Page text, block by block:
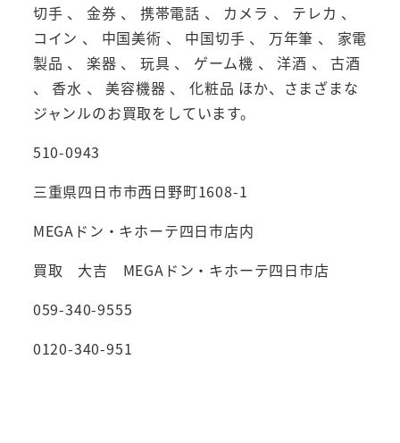
切手 、 金券 、 携帯電話 、 カメラ 、 テレカ 、
コイン 、 中国美術 、 中国切手 、 万年筆 、 家電
製品 、 楽器 、 玩具 、 ゲーム機 、 洋酒 、 古酒
、 香水 、 美容機器 、 化粧品 ほか、さまざまな
ジャンルのお買取をしています。
510-0943
三重県四日市市西日野町1608-1
MEGAドン・キホーテ四日市店内
買取 大吉 MEGAドン・キホーテ四日市店
059-340-9555
0120-340-951